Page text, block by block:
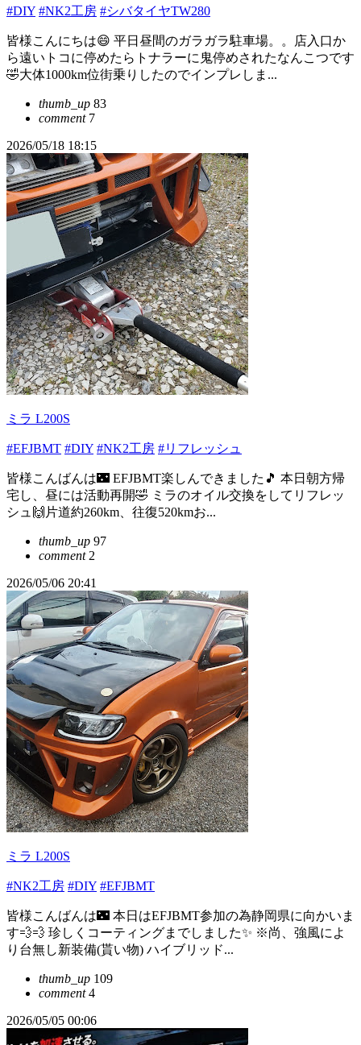
#DIY #NK2工房 #シバタイヤTW280
皆様こんにちは😄 平日昼間のガラガラ駐車場。。店入口か
ら遠いトコに停めたらトナラーに鬼停めされたなんこつです
🤣大体1000km位街乗りしたのでインプレしま...
thumb_up 83
comment7
2026/05/18 18:15
ミラ L200S
#EFJBMT #DIY #NK2工房 #リフレッシュ
皆様こんばんは🌃 EFJBMT楽しんできました🎵 本日朝方帰
宅し、昼には活動再開🤣 ミラのオイル交換をしてリフレッ
シュ🙌片道約260km、往復520kmお...
thumb_up 97
comment2
2026/05/06 20:41
ミラ L200S
#NK2工房 #DIY #EFJBMT
皆様こんばんは🌃 本日はEFJBMT参加の為静岡県に向かいま
す💨💨 珍しくコーティングまでしました✨ ※尚、強風によ
り台無し新装備(貰い物) ハイブリッド...
thumb_up 109
comment4
2026/05/05 00:06